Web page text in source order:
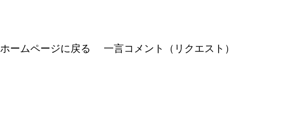
ホームページに戻る 一言コメント（リクエスト）